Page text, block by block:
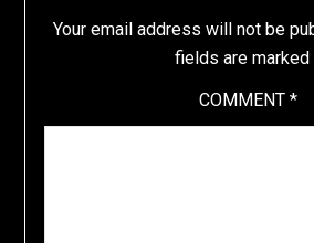
Your email address will not be
fields are marked
COMMENT *